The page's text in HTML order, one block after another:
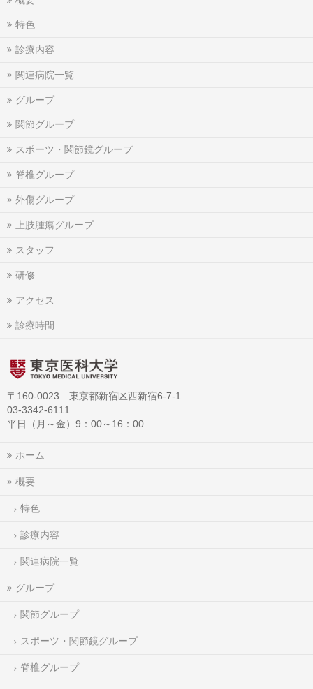
特色
診療内容
関連病院一覧
グループ
関節グループ
スポーツ・関節鏡グループ
脊椎グループ
外傷グループ
上肢腫瘍グループ
スタッフ
研修
アクセス
診療時間
〒160-0023 東京都新宿区西新宿6-7-1
03-3342-6111
平日（月～金）9：00～16：00
ホーム
概要
特色
診療内容
関連病院一覧
グループ
関節グループ
スポーツ・関節鏡グループ
脊椎グループ